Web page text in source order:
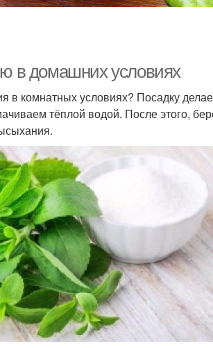
в домашних условиях
в комнатных условиях? Посадку
тёплой водой. После этого,